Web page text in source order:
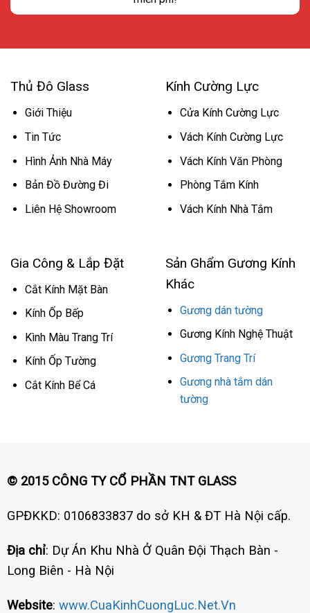
Thủ Đô Glass
Giới Thiệu
Tin Tức
Hình Ảnh Nhà Máy
Bản Đồ Đường Đi
Liên Hệ Showroom
Kính Cường Lực
Cửa Kính Cường Lực
Vách Kính Cường Lực
Vách Kính Văn Phòng
Phòng Tắm Kính
Vách Kính Nhà Tắm
Gia Công & Lắp Đặt
Cắt Kính Mặt Bàn
Kính Ốp Bếp
Kình Màu Trang Trí
Kính Ốp Tường
Cắt Kính Bể Cá
Sản Ghẩm Gương Kính
Khác
Gương dán tường
Gương Kính Nghệ Thuật
Gương Trang Trí
Gương nhà tắm dán
tường
© 2015 CÔNG TY CỔ PHẦN TNT GLASS
GPĐKKD: 0106833837 do sở KH & ĐT Hà Nội cấp.
Địa chỉ: Dự Án Khu Nhà Ở Quân Đội Thạch Bàn -
Long Biên - Hà Nội
Website: www.CuaKinhCuongLuc.Net.Vn